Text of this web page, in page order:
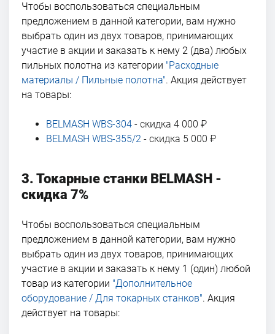
Чтобы воспользоваться специальным
предложением в данной категории, вам нужно
выбрать один из двух товаров, принимающих
участие в акции и заказать к нему 2 (два) любых
пильных полотна из категории "Расходные
материалы / Пильные полотна". Акция действует
на товары:
BELMASH WBS-304 - скидка 4 000 ₽
BELMASH WBS-355/2 - скидка 5 000 ₽
3. Токарные станки BELMASH -
скидка 7%
Чтобы воспользоваться специальным
предложением в данной категории, вам нужно
выбрать один из двух товаров, принимающих
участие в акции и заказать к нему 1 (один) любой
товар из категории "Дополнительное
оборудование / Для токарных станков". Акция
действует на товары: